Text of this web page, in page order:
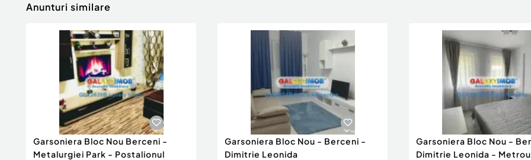
Anunturi similare
Garsoniera Bloc Nou Berceni -
Metalurgiei Park - Postalionul
Garsoniera Bloc Nou - Berceni -
Dimitrie Leonida
Garsoniera Bloc Nou -
Dimitrie Leonida -